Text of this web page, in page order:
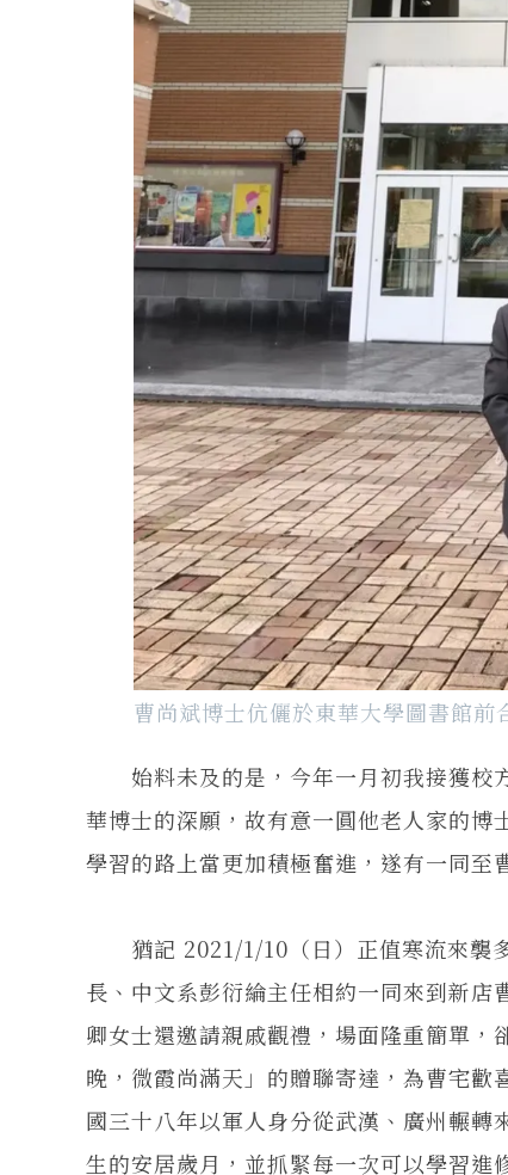
曹尚斌博士伉儷於東華大學圖書館前
始料未及的是，今年一月初我接獲校
華博士的深願，故有意一圓他老人家的博
學習的路上當更加積極奮進，遂有一同至
猶記 2021/1/10（日）正值寒流來襲多
長、中文系彭衍綸主任相約一同來到新
卿女士還邀請親戚觀禮，場面隆重簡單
晚，微霞尚滿天」的贈聯寄達，為曹宅
國三十八年以軍人身分從武漢、廣州輾
生的安居歲月，並抓緊每一次可以學習進